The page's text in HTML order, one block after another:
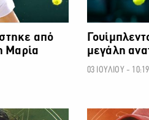
από
Μαρία
μεγάλη
03 ΙΟΥΛΙΟΥ - 10:19
ΑΛΛΑ ΣΠΟΡ